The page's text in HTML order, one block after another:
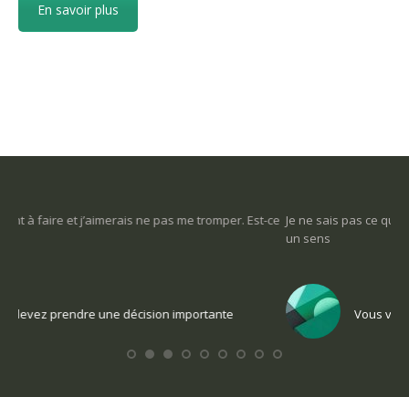
En savoir plus
Je ne sais pas ce que je veux faire dans la vie : comment retrouver
Vous voulez trouver votre voix personnelle